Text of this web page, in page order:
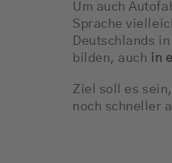
Um auch
Sprache
Deutschlands
bilden, auch in
Ziel soll es
noch schneller